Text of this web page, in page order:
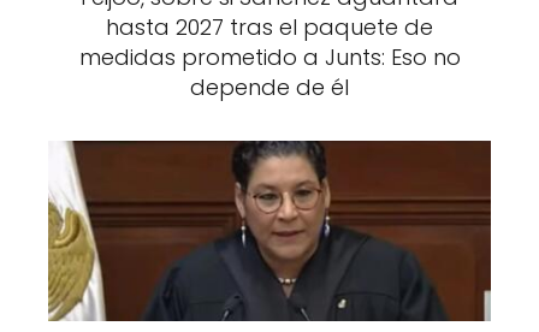
hasta 2027 tras el paquete de
medidas prometido a Junts: Eso no
depende de él